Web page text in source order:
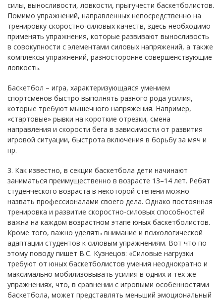
силы, выносливости, ловкости, прыгучести баскетболистов.
Помимо упражнений, направленных непосредственно на
тренировку скоростно-силовых качеств, здесь необходимо
применять упражнения, которые развивают выносливость
в совокупности с элементами силовых напряжений, а также
комплексы упражнений, разносторонне совершенствующие
ловкость.
Баскетбол – игра, характеризующаяся умением
спортсменов быстро выполнять разного рода усилия,
которые требуют мышечного напряжения. Например,
«стартовые» рывки на короткие отрезки, смена
направления и скорости бега в зависимости от развития
игровой ситуации, быстрота включения в борьбу за мяч и
пр.
3. Как известно, в секции баскетбола дети начинают
заниматься преимущественно в возрасте 13–14 лет. Ребят
студенческого возраста в некоторой степени можно
назвать профессионалами своего дела. Однако постоянная
тренировка и развитие скоростно-силовых способностей
важна на каждом возрастном этапе юных баскетболистов.
Кроме того, важно уделять внимание и психологической
адаптации студентов к силовым упражнениям. Вот что по
этому поводу пишет В.С. Кузнецов: «Силовые нагрузки
требуют от юных баскетболистов умения неоднократно и
максимально мобилизовывать усилия в одних и тех же
упражнениях, что, в сравнении с игровыми особенностями
баскетбола, может представлять меньший эмоциональный